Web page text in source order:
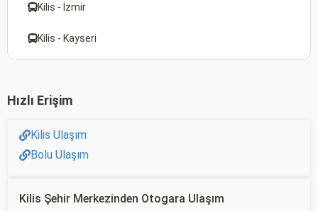
Kilis - İzmir
Kilis - Kayseri
Hızlı Erişim
Kilis Ulaşım
Bolu Ulaşım
Kilis Şehir Merkezinden Otogara Ulaşım